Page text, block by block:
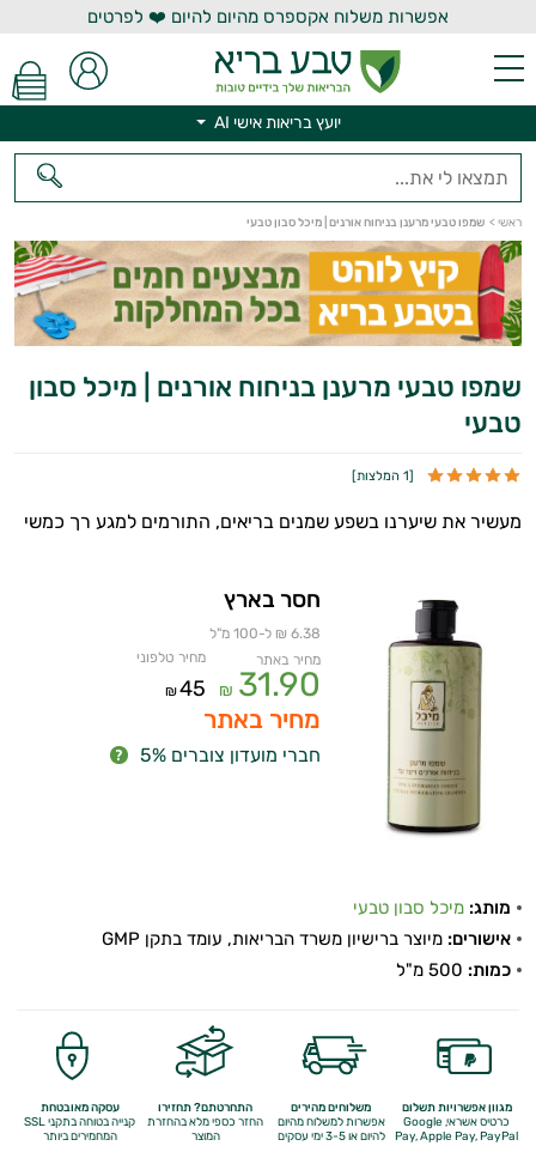
אפשרות משלוח אקספרס מהיום להיום ❤️ לפרטים
יועץ בריאות אישי AI
ראשי > שמפו טבעי מרענן בניחוח אורנים | מיכל סבון טבעי
שמפו טבעי מרענן בניחוח אורנים | מיכל סבון
טבעי
[1 המלצות ]
מעשיר את שיערנו בשפע שמנים בריאים, התורמים למגע רך כמשי
חסר בארץ
6.38 ₪ ל-100 מ"ל
מחיר באתר
31.90
₪
מחיר טלפוני
45
₪
מחיר באתר
חברי מועדון צוברים 5%
מותג: מיכל סבון טבעי
אישורים: מיוצר ברישיון משרד הבריאות, עומד בתקן GMP
כמות:
מגוון אפשרויות תשלום
כרטיס אשראי, Google
Pay,Apple Pay, PayPal
משלוחים מהירים
אפשרות למשלוח מהיום
להיום או 3-5 ימי עסקים
התחרטתם? תחזירו
החזר כספי מלאבהחזרת
המוצר
עסקה מאובטחת
קנייה בטוחה בתקני SSL
המחמירים ביותר
יועץ בריאות אישי AI